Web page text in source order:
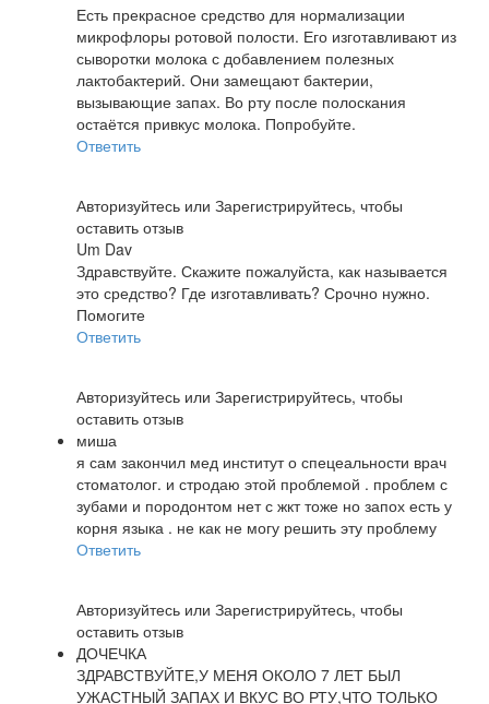
Есть прекрасное средство для нормализации
микрофлоры ротовой полости. Его изготавливают из
сыворотки молока с добавлением полезных
лактобактерий. Они замещают бактерии,
вызывающие запах. Во рту после полоскания
остаётся привкус молока. Попробуйте.
Ответить
Авторизуйтесь или Зарегистрируйтесь, чтобы
оставить отзыв
Um Dav
Здравствуйте. Скажите пожалуйста, как называется
это средство? Где изготавливать? Срочно нужно.
Помогите
Ответить
Авторизуйтесь или Зарегистрируйтесь, чтобы
оставить отзыв
миша
я сам закончил мед институт о спецеальности врач
стоматолог. и стродаю этой проблемой . проблем с
зубами и породонтом нет с жкт тоже но запох есть у
корня языка . не как не могу решить эту проблему
Ответить
Авторизуйтесь или Зарегистрируйтесь, чтобы
оставить отзыв
ДОЧЕЧКА
ЗДРАВСТВУЙТЕ,У МЕНЯ ОКОЛО 7 ЛЕТ БЫЛ
УЖАСТНЫЙ ЗАПАХ И ВКУС ВО РТУ,ЧТО ТОЛЬКО